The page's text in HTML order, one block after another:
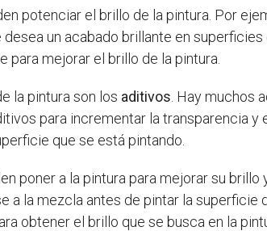
potenciar el brillo de la pintura. Por
un acabado brillante en
mejorar el brillo de la pintura.
la pintura son los aditivos . Hay muchos
para incrementar la transparencia y
que se está pintando.
poner a la pintura para mejorar su brillo
a la mezcla antes de pintar la superficie
obtener el brillo que se busca en la